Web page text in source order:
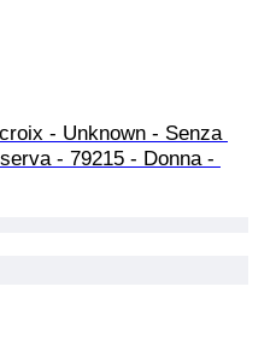
- Unknown - Senza
- 79215 - Donna -